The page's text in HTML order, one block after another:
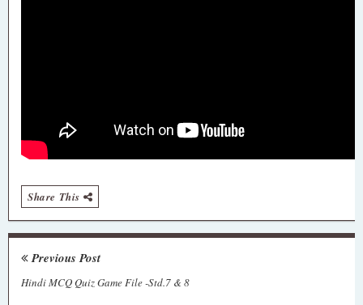
Share This
Previous Post
Hindi MCQ Quiz Game File -Std.7 & 8